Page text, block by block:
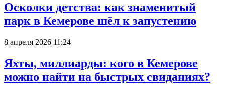
Осколки детства: как знаменитый
парк в Кемерове шёл к запустению
8 апреля 2026 11:24
Яхты, миллиарды: кого в Кемерове
можно найти на быстрых свиданиях?